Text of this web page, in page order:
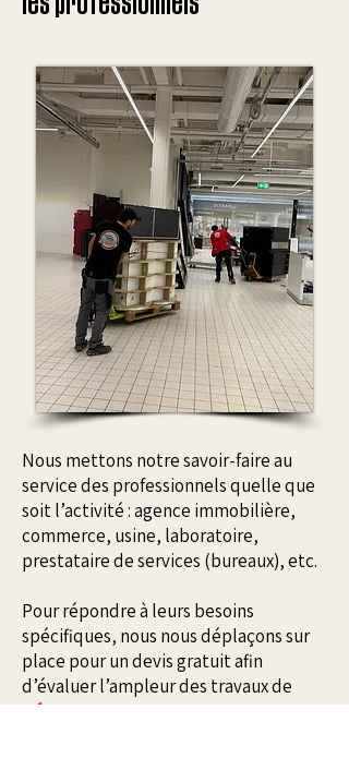
Nous mettons notre savoir-faire au
service des professionnels quelle que
soit l’activité : agence immobilière,
commerce, usine, laboratoire,
prestataire de services (bureaux), etc.
Pour répondre à leurs besoins
spécifiques, nous nous déplaçons sur
place pour un devis gratuit afin
d’évaluer l’ampleur des travaux de
débarras des locaux professionnels.